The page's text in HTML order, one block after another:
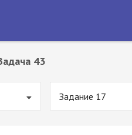
43
Задание 17